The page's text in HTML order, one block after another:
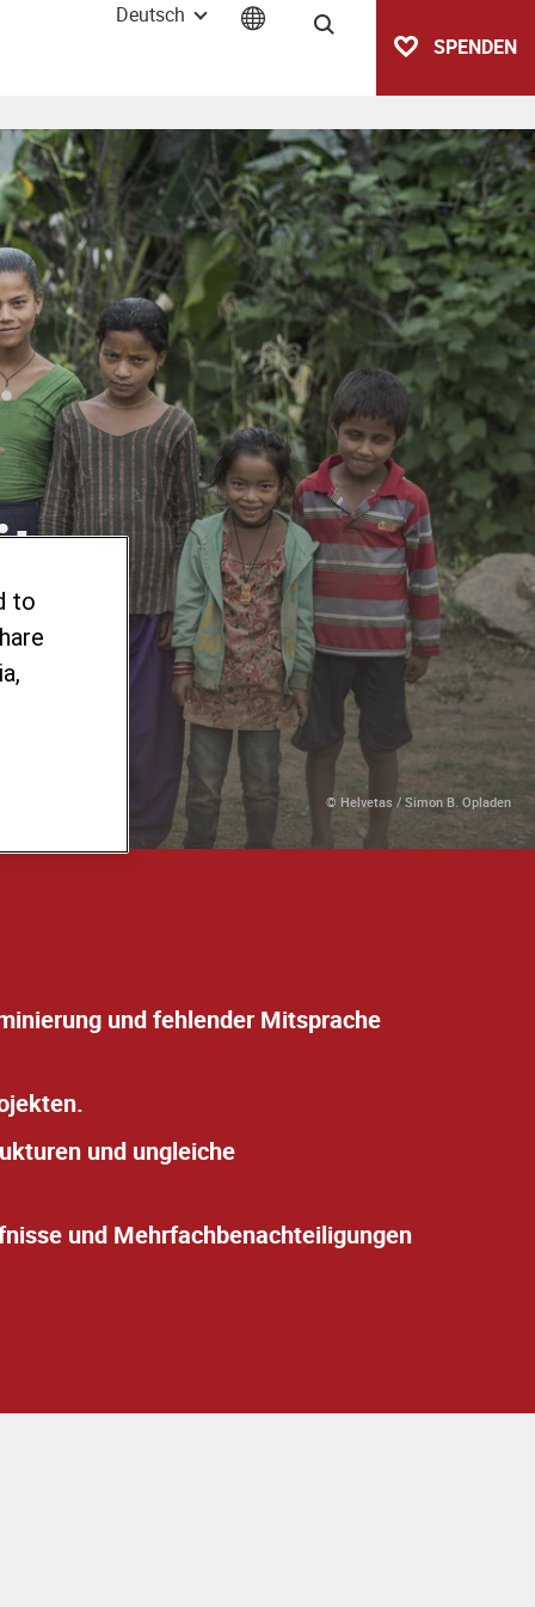
Deutsch
Suche
SPENDEN
© Helvetas / Simon B. Opladen
und fehlender Mitsprache
und ungleiche
und Mehrfachbenachteiligungen
to